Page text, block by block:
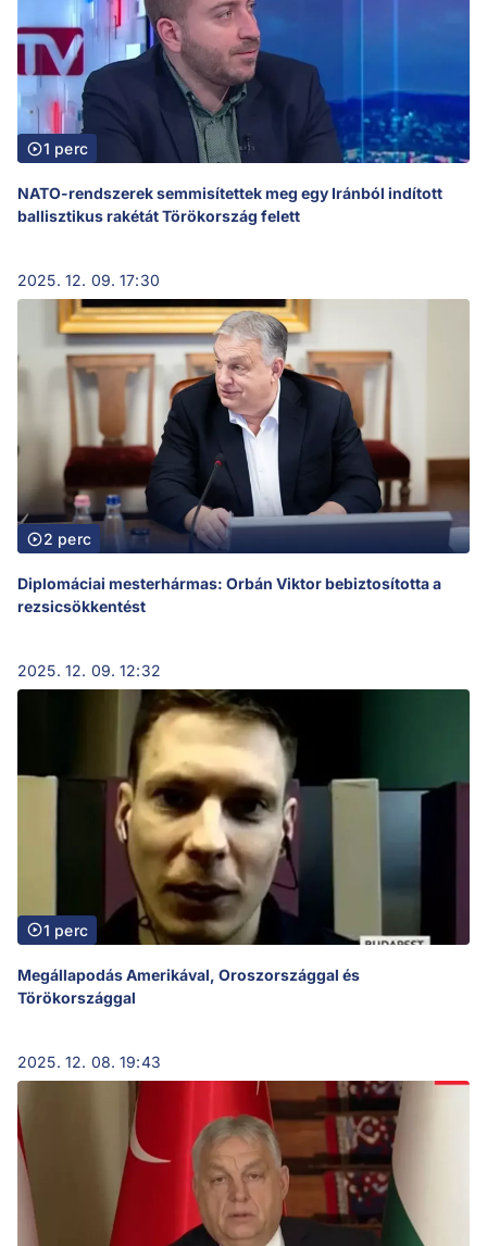
1 perc
NATO-rendszerek semmisítettek meg egy Iránból indított
ballisztikus rakétát Törökország felett
2025. 12. 09. 17:30
2 perc
Diplomáciai mesterhármas: Orbán Viktor bebiztosította a
rezsicsökkentést
2025. 12. 09. 12:32
1 perc
Megállapodás Amerikával, Oroszországgal és
Törökországgal
2025. 12. 08. 19:43